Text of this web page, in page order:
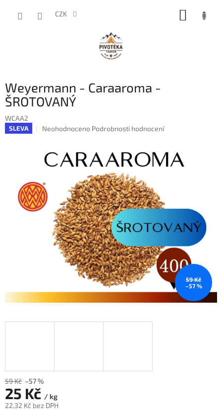
CZK
Weyermann - Caraaroma -
ŠROTOVANÝ
WCAA2
SLEVA
Průměrné
je
0,0
5
hvězdiček.
Neohodnoceno Podrobnosti hodnocení
59 Kč
–57 %
59 Kč –57 %
25 Kč / kg
22,32 Kč bez DPH